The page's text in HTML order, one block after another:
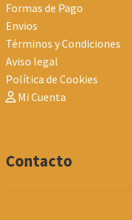
Formas de Pago
Envios
Términos y Condiciones
Aviso legal
Política de Cookies
Mi Cuenta
Contacto